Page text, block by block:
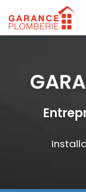
au
contenu
principal